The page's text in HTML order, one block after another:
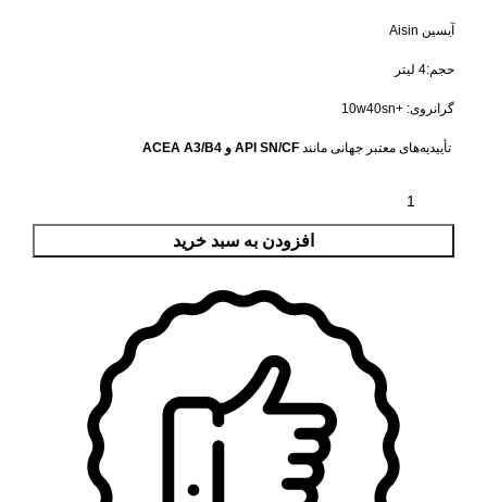
آیسین Aisin
حجم:4 لیتر
گرانروی: +10w40sn​
تأییدیه‌های معتبر جهانی مانند API SN/CF و ACEA A3/B4
افزودن به سبد خرید